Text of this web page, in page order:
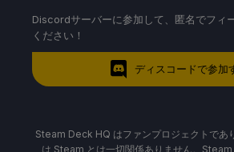
Discordサーバーに参加して、匿名でフィ
ください！
ディスコードで参加
Steam Deck HQ はファンプロジェクトであ
は Steam とは一切関係ありません。